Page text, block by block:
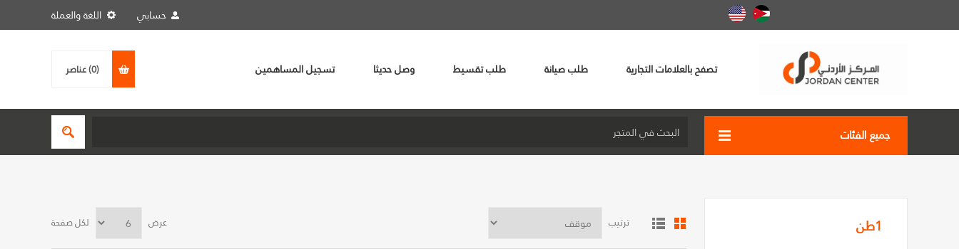
اللغة والعملة حسابي
تصفح بالعلامات التجارية طلب صيانة طلب تقسيط وصل حديثا تسجيل المساهمين (0) عناصر
جميع الفئات
ترتيب عرض لكل صفحة 1طن